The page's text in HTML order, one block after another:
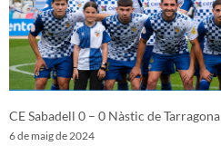
CE Sabadell 0 – 0 Nàstic de Tarragona
6 de maig de 2024